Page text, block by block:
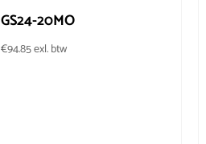
GS24-20MO
€94.85exl. btw